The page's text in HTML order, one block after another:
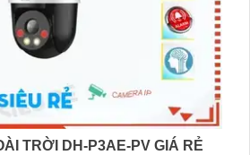
TRỜI DH-P3AE-PV GIÁ RẺ